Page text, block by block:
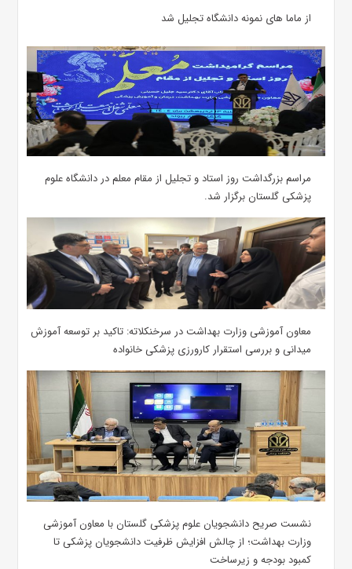
از ماما های نمونه دانشگاه تجلیل شد
مراسم بزرگداشت روز استاد و تجلیل از مقام معلم در دانشگاه علوم
پزشکی گلستان برگزار شد.‌
معاون آموزشی وزارت بهداشت در سرخنکلاته: تاکید بر توسعه آموزش
میدانی و بررسی استقرار کارورزی پزشکی ‌خانواده
نشست صریح دانشجویان علوم پزشکی گلستان با معاون آموزشی
وزارت بهداشت؛ از چالش افزایش ظرفیت دانشجویان ‌پزشکی تا
کمبود بودجه و زیرساخت